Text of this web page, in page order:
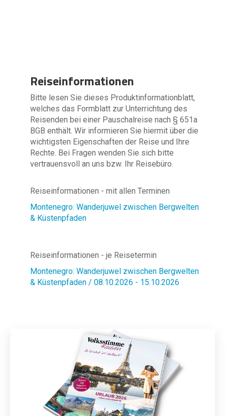
Reiseinformationen
Bitte lesen Sie dieses Produktinformationblatt,
welches das Formblatt zur Unterrichtung des
Reisenden bei einer Pauschalreise nach § 651a
BGB enthält. Wir informieren Sie hiermit über die
wichtigsten Eigenschaften der Reise und Ihre
Rechte. Bei Fragen wenden Sie sich bitte
vertrauensvoll an uns bzw. Ihr Reisebüro.
Reiseinformationen - mit allen Terminen
Montenegro: Wanderjuwel zwischen Bergwelten
& Küstenpfaden
Reiseinformationen - je Reisetermin
Montenegro: Wanderjuwel zwischen Bergwelten
& Küstenpfaden / 08.10.2026 - 15.10.2026